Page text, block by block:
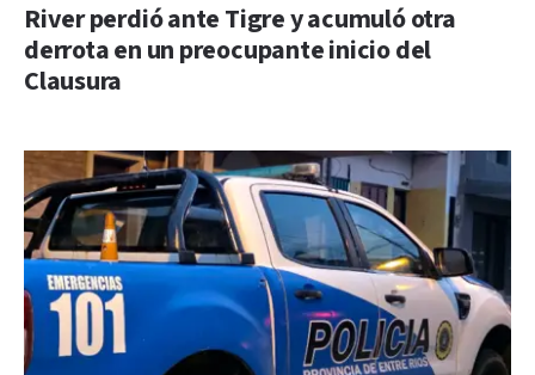
River perdió ante Tigre y acumuló otra
derrota en un preocupante inicio del
Clausura